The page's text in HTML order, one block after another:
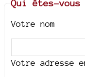
Qui êtes-vous
Votre nom
Votre adresse